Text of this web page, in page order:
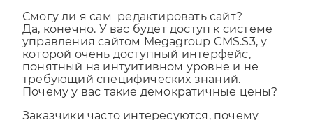
Смогу ли я сам редактировать сайт?
Да, конечно. У вас будет доступ к системе
управления сайтом Megagroup CMS.S3, у
которой очень доступный интерфейс,
понятный на интуитивном уровне и не
требующий специфических знаний.